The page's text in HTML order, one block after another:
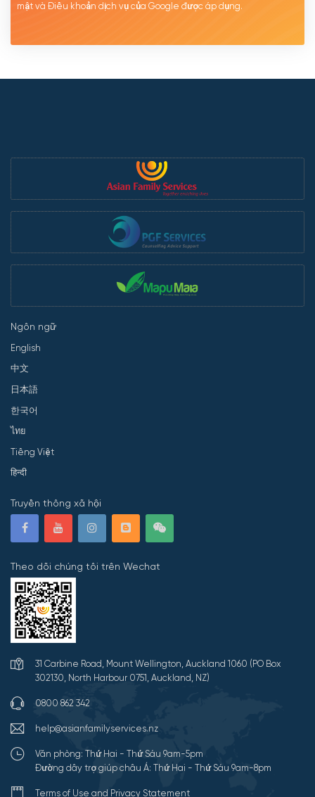
mật và Điều khoản dịch vụ của Google được áp dụng.
Ngôn ngữ
English
中文
日本語
한국어
ไทย
Tiếng Việt
हिन्दी
Truyền thông xã hội
Theo dõi chúng tôi trên Wechat
31 Carbine Road, Mount Wellington, Auckland 1060 (PO Box
302130, North Harbour 0751, Auckland, NZ)
0800 862 342
help@asianfamilyservices.nz
Văn phòng: Thứ Hai - Thứ Sáu 9am-5pm
Đường dây trợ giúp châu Á: Thứ Hai - Thứ Sáu 9am-8pm
Terms of Use and Privacy Statement